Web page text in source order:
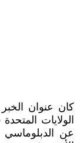
كان عنوان
الولايات
عن